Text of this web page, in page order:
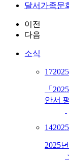
달서가족문
이전
다음
소식
17
「
안서
14
2025